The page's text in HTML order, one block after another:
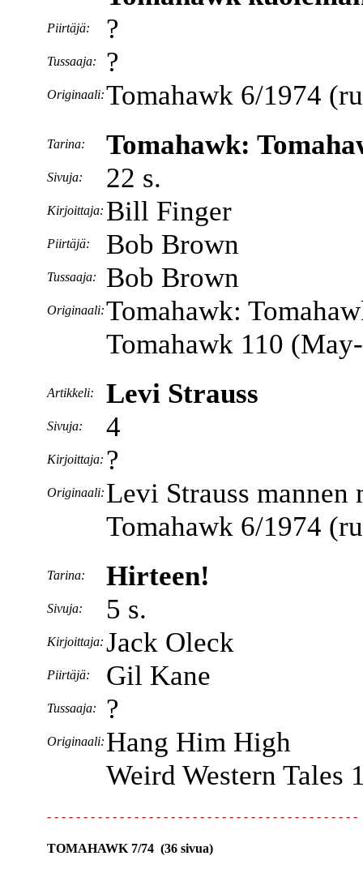
Piirtäjä: ?
Tussaaja: ?
Originaali:Tomahawk 6/1974
Tarina: Tomahawk:
Sivuja: 22 s.
Kirjoittaja: Bill Finger
Piirtäjä: Bob Brown
Tussaaja: Bob Brown
Originaali:Tomahawk:
Tomahawk 110
Artikkeli: Levi Strauss
Sivuja: 4
Kirjoittaja: ?
Originaali: Levi Strauss mannen
Tomahawk 6/1974
Tarina: Hirteen!
Sivuja: 5 s.
Kirjoittaja: Jack Oleck
Piirtäjä: Gil Kane
Tussaaja: ?
Originaali: Hang Him High
Weird Western Tales
- - - - - - - - - - - - - - - - - - - - - - - - - - - - - - - - - - - - - - - - - - -
TOMAHAWK 7/74 (36 sivua)